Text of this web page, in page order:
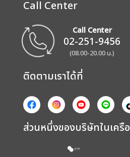
Call Center
Call Center
02-251-9456
(08.00-20.00 น.)
ติดตามเราได้ที่
ส่วนหนึ่งของบริษัทในเครือ